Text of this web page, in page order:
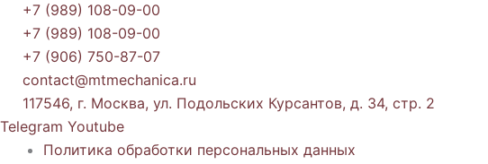
+7 (989) 108-09-00
+7 (989) 108-09-00
+7 (906) 750-87-07
contact@mtmechanica.ru
117546, г. Москва, ул. Подольских Курсантов, д. 34, стр. 2
Telegram Youtube
Политика обработки персональных данных